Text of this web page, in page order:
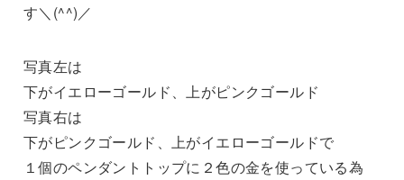
す＼(^^)／
写真左は
下がイエローゴールド、上がピンクゴールド
写真右は
下がピンクゴールド、上がイエローゴールドで
１個のペンダントトップに２色の金を使っている為